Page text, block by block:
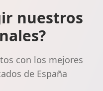
nuestros
con los mejores
de España